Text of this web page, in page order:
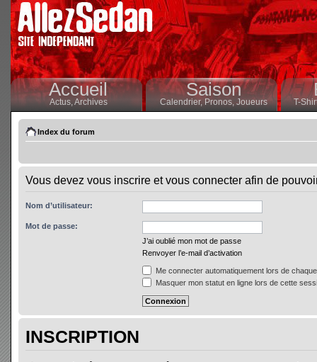
Accueil
Actus,Archives
Saison
Calendrier,Pronos, Joueurs T-
Index du forum
Vous devez vous inscrire et vous connecter afin de
Nom d’utilisateur:
Mot de passe:
J’ai oublié mon mot de passe
Renvoyer l’e-mail d’activation
Me connecter automatiquement lors de
Masquer mon statut en ligne lors de cette
INSCRIPTION